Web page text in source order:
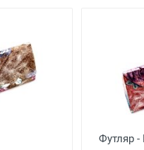
Футляр -